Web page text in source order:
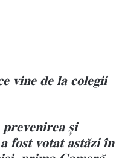
𝐝𝐞 𝐥𝐚 𝐜𝐨𝐥𝐞𝐠𝐢𝐢
𝐬̦𝐢
𝐯𝐨𝐭𝐚𝐭 𝐚𝐬𝐭𝐚̆𝐳𝐢 𝐢̂𝐧